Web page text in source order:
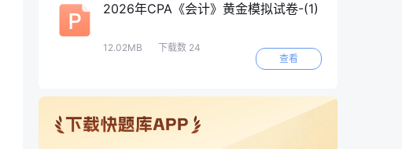
2026年CPA《会计》黄金模拟试卷-(1)
12.02MB
下载数 24
查看